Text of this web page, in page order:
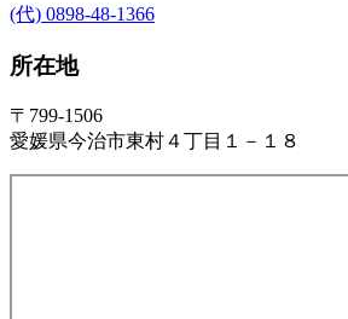
(代) 0898-48-1366
所在地
〒799-1506
愛媛県今治市東村４丁目１－１８